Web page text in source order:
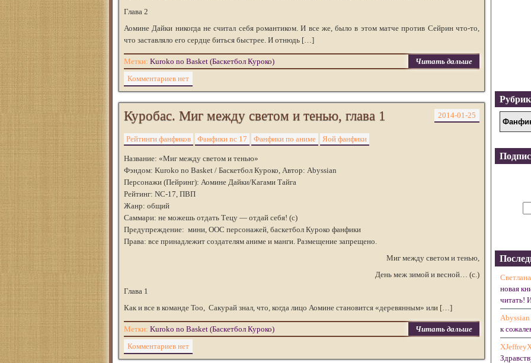
Глава 2
Аомине Дайки никогда не считал себя романтиком. И все же, было в этом матче против Сейрин что-то,
что заставляло его сердце биться быстрее. И отнюдь […]
Читать дальше
Метки: Kuroko no Basket (Баскетбол Куроко)
Комментариев нет
Куробас. Миг между светом и тенью, глава 1 2014-01-25
Рейтинги фанфиков Фанфики nc 17 Фанфики по аниме Яой фанфики
Название: «Миг между светом и тенью»
Фэндом: Kuroko no Basket / Баскетбол Куроко, Автор: Abyssian
Персонажи (Пейринг): Аомине Дайки/Кагами Тайга
Рейтинг: NC-17, ПВП
Жанр: общий
Саммари: не можешь отдать Тецу — отдай себя! (с)
Предупреждение: мини, ООС персонажей, баскетбол Куроко фанфики
Права: все принадлежит создателям аниме и манги. Размещение запрещено.
Миг между светом и тенью,
День меж зимой и весной… (с.)
Глава 1
Как и все в команде Тоо, Сакурай знал, что, когда лицо Аомине становится «деревянным» или […]
Читать дальше
Метки: Kuroko no Basket (Баскетбол Куроко)
Комментариев нет
Светлана
новая
читать!
Abyssian
к